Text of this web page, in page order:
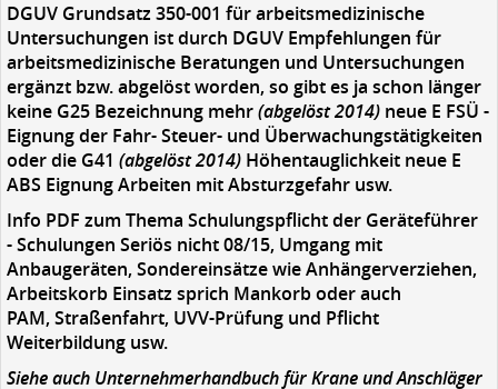
DGUV Grundsatz 350-001 für arbeitsmedizinische
Untersuchungen ist durch DGUV Empfehlungen für
arbeitsmedizinische Beratungen und Untersuchungen
ergänzt bzw. abgelöst worden, so gibt es ja schon länger
keine G25 Bezeichnung mehr(abgelöst 2014) neue E FSÜ -
Eignung der Fahr- Steuer- und Überwachungstätigkeiten
oder die G41 (abgelöst 2014) Höhentauglichkeit neue E
ABS Eignung Arbeiten mit Absturzgefahr usw.
Info PDF zum Thema Schulungspflicht der Geräteführer
- Schulungen Seriös nicht 08/15, Umgang mit
Anbaugeräten, Sondereinsätze wie Anhängerverziehen,
Arbeitskorb Einsatz sprich Mankorb oder auch
PAM, Straßenfahrt, UVV-Prüfung und Pflicht
Weiterbildung usw.
Siehe auch Unternehmerhandbuch für Krane und Anschläger